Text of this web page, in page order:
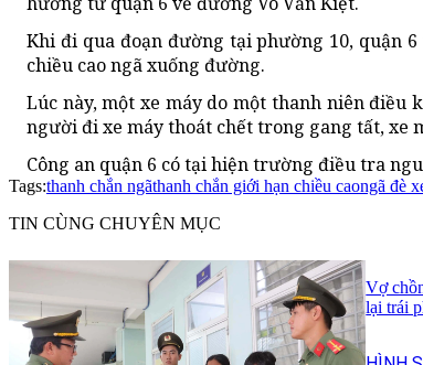
Khi đi qua đoạn đường tại phường 10, quận
chiều cao ngã xuống đường.
Lúc này, một xe máy do một thanh niên điều
người đi xe máy thoát chết trong gang tất, xe
Công an quận 6 có tại hiện trường điều tra
Tags:thanh chắn ngãthanh chắn giới hạn chiều caongã đè
TIN CÙNG CHUYÊN MỤC
Vợ
lại trái